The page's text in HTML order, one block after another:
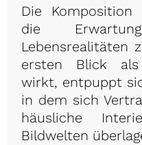
Die
die
Lebensrealitäten
ersten Blick als
wirkt, entpuppt
in dem sich
häusliche
Bildwelten